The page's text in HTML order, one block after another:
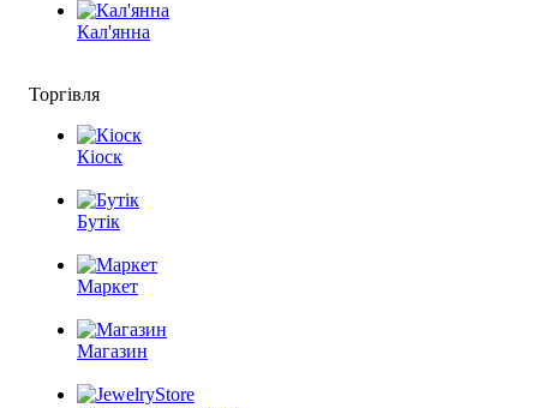
Кал'янна
Торгівля
Кіоск
Бутік
Маркет
Магазин